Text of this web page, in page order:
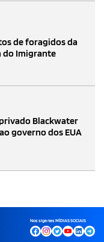
de foragidos da
do Imigrante
Blackwater
governo dos EUA
Nos siga nas MÍDIAS SOCIAIS